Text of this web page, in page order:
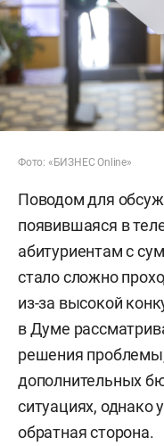
Фото: «БИЗНЕС Online»
Поводом для
появившаяся в
абитуриентам с
стало сложно
из-за высокой
в Думе
решения
дополнительных
ситуациях, однако
обратная сторона.